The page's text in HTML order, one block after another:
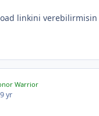
linkini
Warrior
yr